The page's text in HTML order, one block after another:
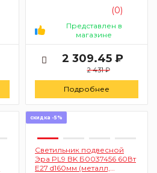
(0)
Представлен в
магазине
2 309.45 ₽
2 431 ₽
Подробнее
скидка -5%
Светильник подвесной
Эра PL9 BK Б0037456 60Вт
Е27 d160мм (металл,